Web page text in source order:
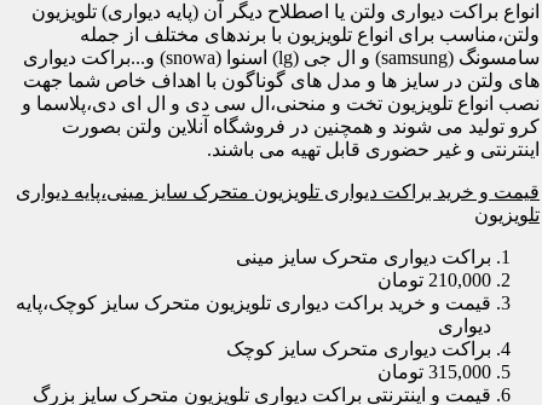
انواع براکت دیواری ولتن یا اصطلاح دیگر آن (پایه دیواری) تلویزیون
ولتن،مناسب برای انواع تلویزیون با برندهای مختلف از جمله
سامسونگ (samsung) و ال جی (lg) اسنوا (snowa) و...براکت دیواری
های ولتن در سایز ها و مدل های گوناگون با اهداف خاص شما جهت
نصب انواع تلویزیون تخت و منحنی،ال سی دی و ال ای دی،پلاسما و
کرو تولید می شوند و همچنین در فروشگاه آنلاین ولتن بصورت
اینترنتی و غیر حضوری قابل تهیه می باشند.
قیمت و خرید براکت دیواری تلویزیون متحرک سایز مینی،پایه دیواری
تلویزیون
براکت دیواری متحرک سایز مینی
210,000 تومان
قیمت و خرید براکت دیواری تلویزیون متحرک سایز کوچک،پایه
دیواری
براکت دیواری متحرک سایز کوچک
315,000 تومان
قیمت و اینترنتی براکت دیواری تلویزیون متحرک سایز بزرگ